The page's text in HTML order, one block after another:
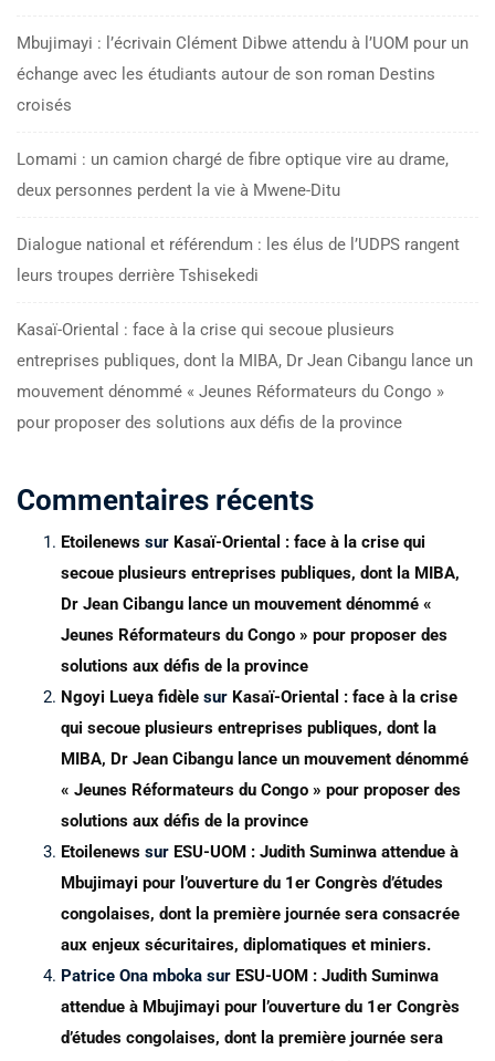
Mbujimayi : l’écrivain Clément Dibwe attendu à l’UOM pour un
échange avec les étudiants autour de son roman Destins
croisés
Lomami : un camion chargé de fibre optique vire au drame,
deux personnes perdent la vie à Mwene-Ditu
Dialogue national et référendum : les élus de l’UDPS rangent
leurs troupes derrière Tshisekedi
Kasaï-Oriental : face à la crise qui secoue plusieurs
entreprises publiques, dont la MIBA, Dr Jean Cibangu lance un
mouvement dénommé « Jeunes Réformateurs du Congo »
pour proposer des solutions aux défis de la province
Commentaires récents
Etoilenews sur Kasaï-Oriental : face à la crise qui
secoue plusieurs entreprises publiques, dont la MIBA,
Dr Jean Cibangu lance un mouvement dénommé «
Jeunes Réformateurs du Congo » pour proposer des
solutions aux défis de la province
Ngoyi Lueya fidèle sur Kasaï-Oriental : face à la crise
qui secoue plusieurs entreprises publiques, dont la
MIBA, Dr Jean Cibangu lance un mouvement dénommé
« Jeunes Réformateurs du Congo » pour proposer des
solutions aux défis de la province
Etoilenews sur ESU-UOM : Judith Suminwa attendue à
Mbujimayi pour l’ouverture du 1er Congrès d’études
congolaises, dont la première journée sera consacrée
aux enjeux sécuritaires, diplomatiques et miniers.
Patrice Ona mboka sur ESU-UOM : Judith Suminwa
attendue à Mbujimayi pour l’ouverture du 1er Congrès
d’études congolaises, dont la première journée sera